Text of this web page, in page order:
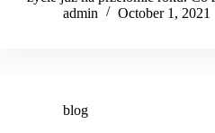
admin
October 1, 2021
blog